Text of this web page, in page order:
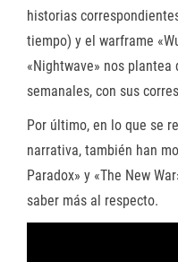
historias
tiempo) y el warframe
«Nightwave» nos
semanales, con sus
Por último, en lo que se
narrativa, también han
Paradox» y «The New
saber más al respecto.